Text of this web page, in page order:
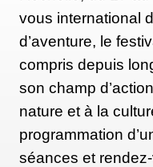
vous international
d’aventure, le
compris depuis
son champ
nature et à la
programmation
séances et